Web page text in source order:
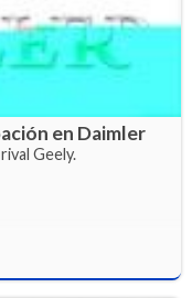
en Daimler
Geely.